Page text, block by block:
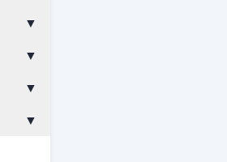
▼
▼
▼
▼